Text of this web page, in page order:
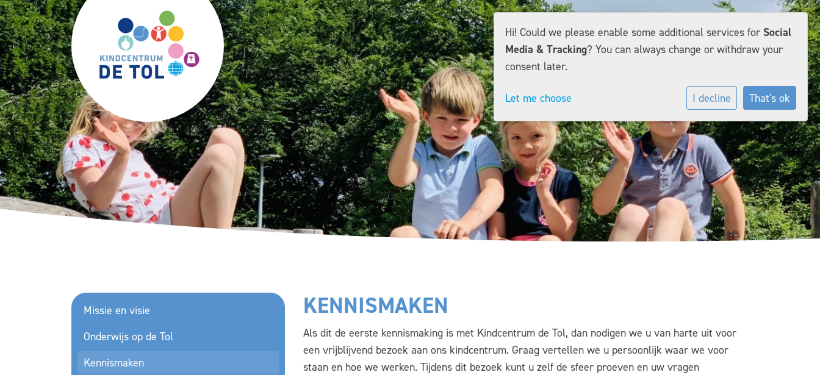
Missie en visie
Onderwijs op de Tol
Kennismaken
KENNISMAKEN
Als dit de eerste kennismaking is met Kindcentrum de Tol, dan nodigen we u van harte uit voor
een vrijblijvend bezoek aan ons kindcentrum. Graag vertellen we u persoonlijk waar we voor
staan en hoe we werken. Tijdens dit bezoek kunt u zelf de sfeer proeven en uw vragen
Hi! Could we please enable some additional services for Social
Media & Tracking? You can always change or withdraw your
consent later.
Let me choose I decline That's ok